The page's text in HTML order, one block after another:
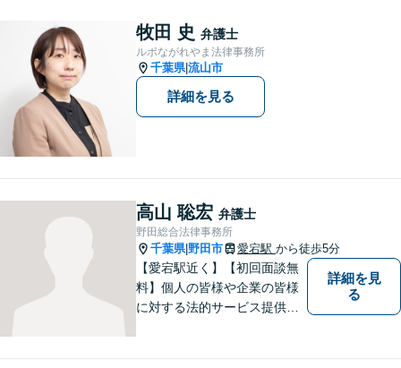
牧田 史 弁護士
ルポながれやま法律事務所
千葉県|流山市
詳細を見る
高山 聡宏 弁護士
野田総合法律事務所
千葉県| 野田市 愛宕駅 から徒歩5分
【愛宕駅近く】【初回面談無
料】個人の皆様や企業の皆様
に対する法的サービス提供に
詳細を見
る